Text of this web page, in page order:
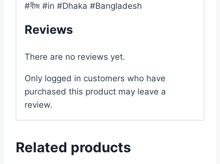
#বীজ #in #Dhaka #Bangladesh
Reviews
There are no reviews yet.
Only logged in customers who have
purchased this product may leave a
review.
Related products